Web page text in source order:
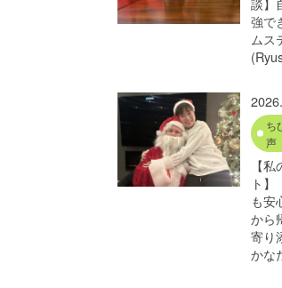
強で
ムス
ち
声
【
ト
も安
から
寄り
かな